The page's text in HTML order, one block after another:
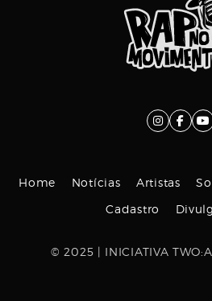
Home Notícias Artistas
Cadastro
© 2025 | INICIATIVA